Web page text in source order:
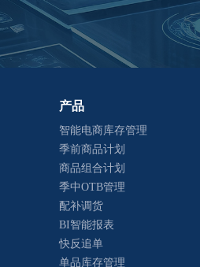
产品
智能电商库存管理
季前商品计划
商品组合计划
季中OTB管理
配补调货
BI智能报表
快反追单
单品库存管理